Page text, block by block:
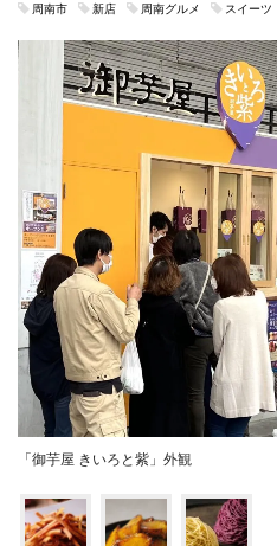
周南市 新店 周南グルメ スイーツ
「御芋屋 きいろと紫」外観